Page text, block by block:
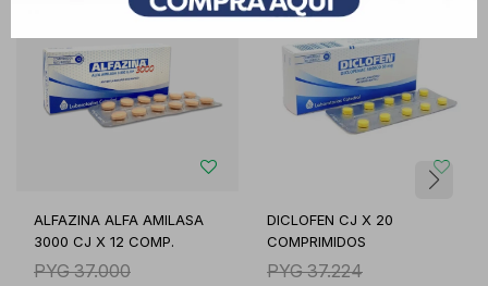
ALFAZINA ALFA AMILASA
3000 CJ X 12 COMP.
PYG 37.000
DICLOFEN CJ X 20
COMPRIMIDOS
PYG 37.224